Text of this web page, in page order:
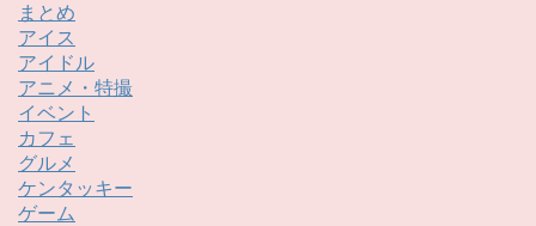
まとめ
アイス
アイドル
アニメ・特撮
イベント
カフェ
グルメ
ケンタッキー
ゲーム